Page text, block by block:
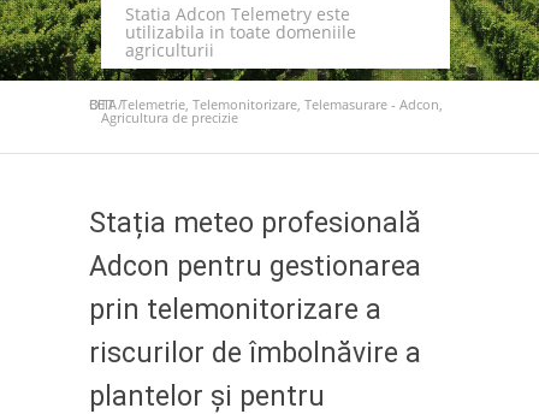
Statia Adcon Telemetry este
utilizabila in toate domeniile
agriculturii
BEIA Telemetrie, Telemonitorizare, Telemasurare - Adcon, OTT/
Agricultura de precizie
Stația meteo profesională
Adcon pentru gestionarea
prin telemonitorizare a
riscurilor de îmbolnăvire a
plantelor și pentru